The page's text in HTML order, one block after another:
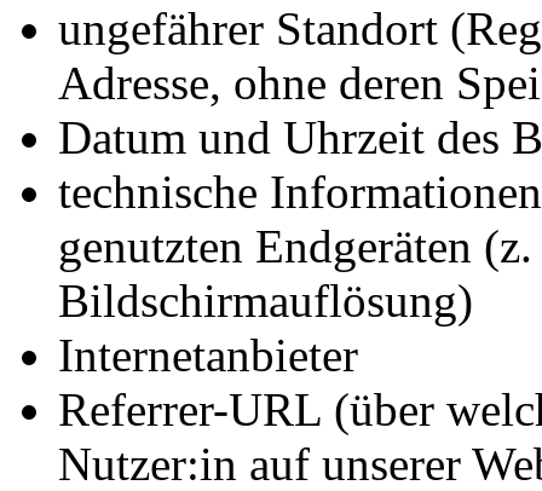
ungefährer Standort
Adresse, ohne deren
Datum und Uhrzeit des
technische
genutzten Endgeräten
Bildschirmauflösung)
Internetanbieter
Referrer-URL (über
Nutzer:in auf unserer